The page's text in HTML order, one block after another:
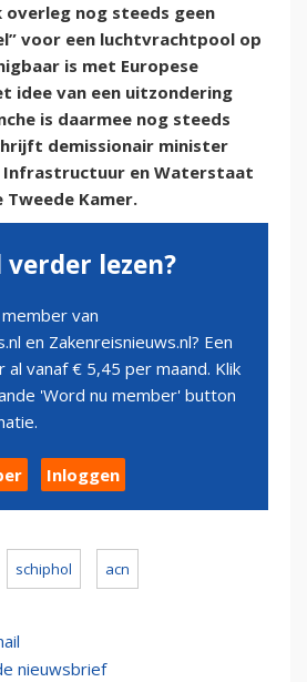
overleg nog steeds geen
voor een luchtvrachtpool op
is met Europese
idee van een uitzondering
is daarmee nog steeds
demissionair minister
Infrastructuur en Waterstaat
Tweede Kamer.
lezen?
van
en Zakenreisnieuws.nl? Een
vanaf € 5,45 per maand. Klik
'Word nu member' button
Inloggen
schiphol acn
nieuwsbrief